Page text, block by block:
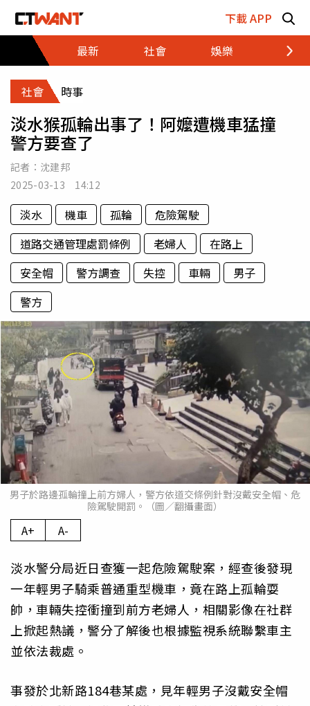
下載 APP
最新
社會 娛樂 財經
社會 時事
淡水猴孤輪出事了！阿嬤遭機車猛撞
警方要查了
記者： 沈建邦
2025-03-13 14:12
淡水 機車 孤輪
危險駕駛
道路交通管理處罰條例
老婦人
在路上
安全帽
警方調查 失控 車輛
男子
警方
男子於路邊孤輪撞上前方婦人，警方依道交條例針對沒戴安全帽、危
險駕駛開罰。（圖／翻攝畫面）
A+ A-
淡水警分局近日查獲一起危險駕駛案，經查後發現
一年輕男子騎乘普通重型機車，竟在路上孤輪耍
帥，車輛失控衝撞到前方老婦人，相關影像在社群
上掀起熱議，警分了解後也根據監視系統聯繫車主
並依法裁處。
事發於北新路184巷某處，見年輕男子沒戴安全帽